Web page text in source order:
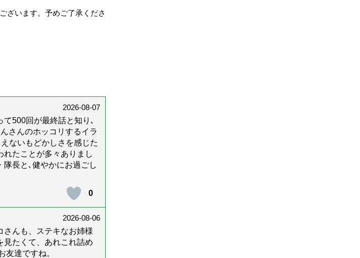
ざいます。予めご了承くださ
2026-08-07
500回が最終話と知り､
さんのホッコリするイラ
ないもどかしさを感じた
れたことが多々ありまし
長と､健やかにお過ごし
0
2026-08-06
さんも、ステキなお姉様
見たくて、あれこれ詰め
友達ですね。